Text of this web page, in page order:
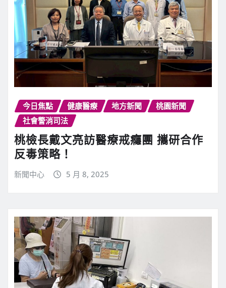
今日焦點 健康醫療 地方新聞
桃園新聞
社會警消司法
桃檢長戴文亮訪醫療戒癮團 攜研合作
反毒策略！
新聞中心 5 月 8, 2025